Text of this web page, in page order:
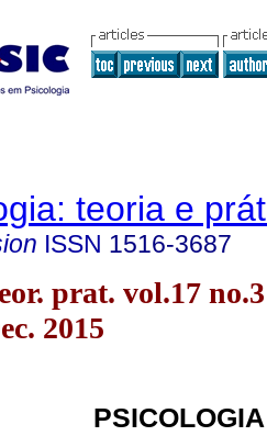
teoria e
ISSN 1516-3687
prat. vol.17
2015